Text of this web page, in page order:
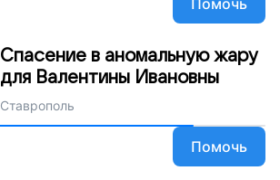
Помочь
Спасение в аномальную жару
для Валентины Ивановны
Ставрополь
Помочь